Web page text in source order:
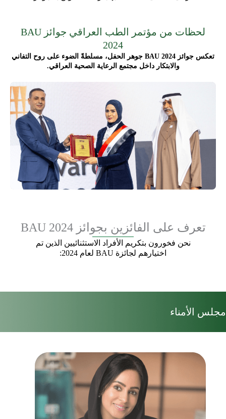
لحظات من مؤتمر الطب العراقي جوائز BAU
2024
تعكس جوائز BAU 2024 جوهر الحفل، مسلطةً الضوء على روح التفاني
والابتكار داخل مجتمع الرعاية الصحية العراقي.
تعرف على الفائزين بجوائز BAU 2024
نحن فخورون بتكريم الأفراد الاستثنائيين الذين تم
اختيارهم لجائزة BAU لعام 2024:
مجلس الأمناء